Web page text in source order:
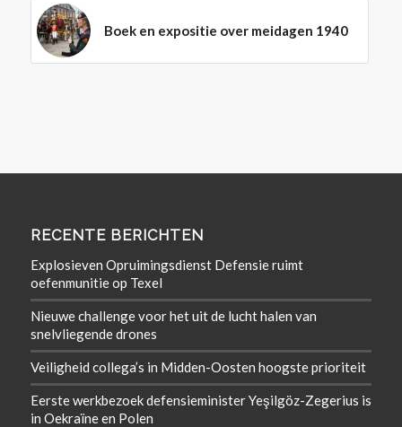
Boek en expositie over meidagen 1940
RECENTE BERICHTEN
Explosieven Opruimingsdienst Defensie ruimt
oefenmunitie op Texel
Nieuwe challenge voor het uit de lucht halen van
snelvliegende drones
Veiligheid collega’s in Midden-Oosten hoogste prioriteit
Eerste werkbezoek defensieminister Yeşilgöz-Zegerius is
in Oekraïne en Polen